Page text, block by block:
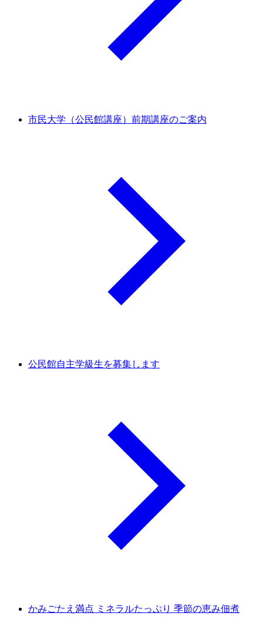
市民大学（公民館講座）前期講座のご案内
公民館自主学級生を募集します
かみごたえ満点 ミネラルたっぷり 季節の恵み佃煮